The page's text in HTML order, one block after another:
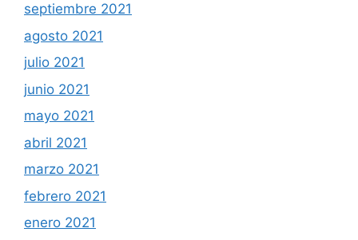
septiembre 2021
agosto 2021
julio 2021
junio 2021
mayo 2021
abril 2021
marzo 2021
febrero 2021
enero 2021